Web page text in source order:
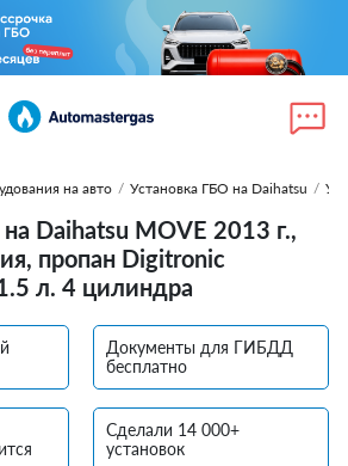
на авто / Установка ГБО на Daihatsu /
Daihatsu MOVE 2013 г.,
пропан Digitronic
л. 4 цилиндра
Документы для ГИБДД
бесплатно
Сделали 14 000+
установок